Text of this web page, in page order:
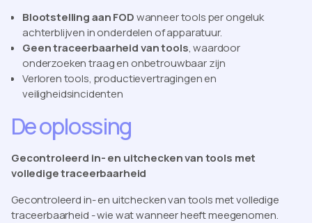
Blootstelling aan FODwanneer tools per ongeluk
achterblijven in onderdelen of apparatuur.
Geen traceerbaarheid van tools, waardoor
onderzoeken traag en onbetrouwbaar zijn
Verloren tools, productievertragingen en
veiligheidsincidenten
De oplossing
Gecontroleerd in- en uitchecken van tools met
volledige traceerbaarheid
Gecontroleerd in- en uitchecken van tools met volledige
traceerbaarheid - wie wat wanneer heeft meegenomen.